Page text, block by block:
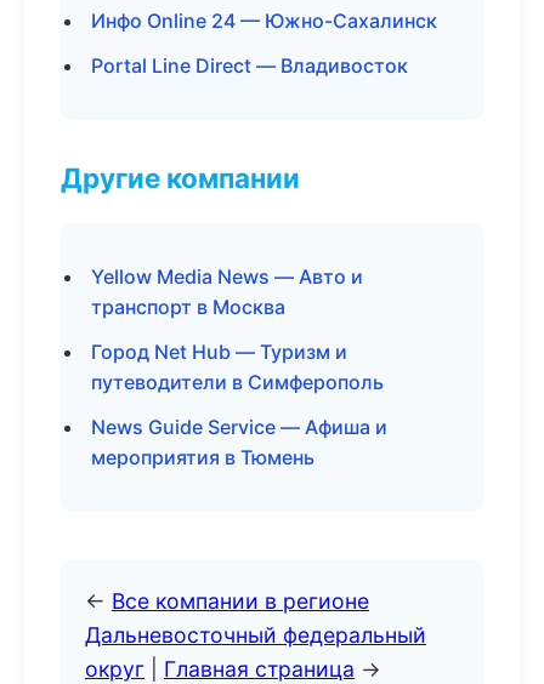
Инфо Online 24 — Южно-Сахалинск
Portal Line Direct — Владивосток
Другие компании
Yellow Media News — Авто и
транспорт в Москва
Город Net Hub — Туризм и
путеводители в Симферополь
News Guide Service — Афиша и
мероприятия в Тюмень
← Все компании в регионе
Дальневосточный федеральный
округ
Главная страница →